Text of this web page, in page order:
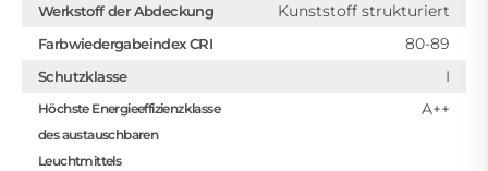
Werkstoff der Abdeckung Kunststoff strukturiert
Farbwiedergabeindex CRI 80-89
Schutzklasse I
Höchste Energieeffizienzklasse
des austauschbaren
Leuchtmittels
A++